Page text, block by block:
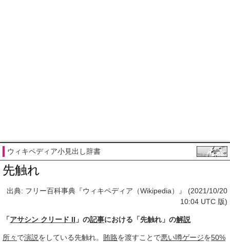
ウィキペディア小見出し辞書
先触れ
出典: フリー百科事典『ウィキペディア（Wikipedia）』 (2021/10/20
10:04 UTC 版)
「アサシン クリード II 」の記事における「先触れ」の解説
所々 で演説をしている先触れ。 賄賂を渡すことで悪い噂ゲージを50%